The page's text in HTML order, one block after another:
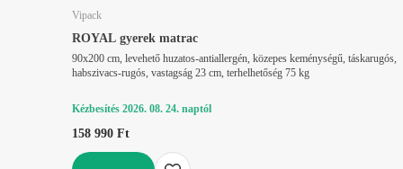
Vipack
ROYAL gyerek matrac
90x200 cm, levehető huzatos-antiallergén, közepes keménységű, táskarugós,
habszivacs-rugós, vastagság 23 cm, terhelhetőség 75 kg
Kézbesítés 2026. 08. 24. naptól
158 990 Ft